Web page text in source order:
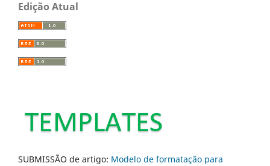
Edição Atual
SUBMISSÃO de artigo: Modelo de formatação para